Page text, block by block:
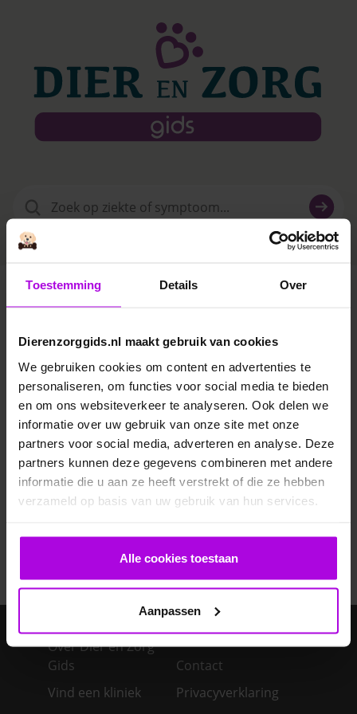
Toestemming Details Over
Dierenzorggids.nl maakt gebruik van cookies
We gebruiken cookies om content en advertenties te
personaliseren, om functies voor social media te bieden
en om ons websiteverkeer te analyseren. Ook delen we
informatie over uw gebruik van onze site met onze
partners voor social media, adverteren en analyse. Deze
partners kunnen deze gegevens combineren met andere
informatie die u aan ze heeft verstrekt of die ze hebben
verzameld op basis van uw gebruik van hun services.
Alle cookies toestaan
Aanpassen
naar:
Dier & Arts Goes
Veelgestelde vragen
Ontwormen pup
Bloedonderzoek bij hond en kat
Je cavia verzorgen
Een konijn in huis – advies over de verzorging
Over Dier en Zorg
Gids
Contact
Vind een kliniek
Privacyverklaring